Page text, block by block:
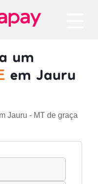
um
em Jauru
Jauru - MT de graça